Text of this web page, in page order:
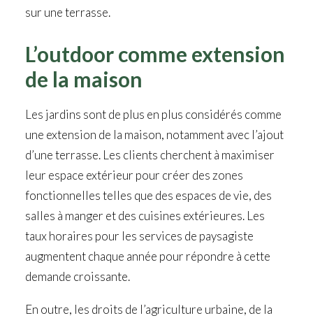
sur une terrasse.
L’outdoor comme extension
de la maison
Les jardins sont de plus en plus considérés comme
une extension de la maison, notamment avec l’ajout
d’une terrasse. Les clients cherchent à maximiser
leur espace extérieur pour créer des zones
fonctionnelles telles que des espaces de vie, des
salles à manger et des cuisines extérieures. Les
taux horaires pour les services de paysagiste
augmentent chaque année pour répondre à cette
demande croissante.
En outre, les droits de l’agriculture urbaine, de la